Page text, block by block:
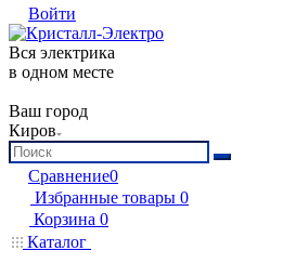
Войти
Вся электрика
в одном месте
Ваш город
Киров
Сравнение0
Избранные товары 0
Корзина 0
Каталог